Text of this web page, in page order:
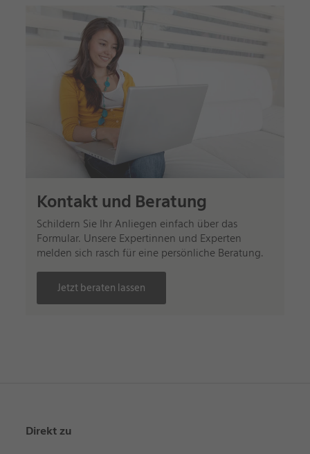
Kontakt und Beratung
Schildern Sie Ihr Anliegen einfach über das
Formular. Unsere Expertinnen und Experten
melden sich rasch für eine persönliche Beratung.
Jetzt beraten lassen
Direkt zu